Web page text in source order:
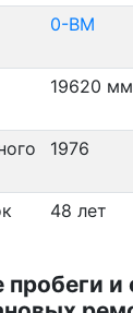
0-ВМ
19620 мм
1976
48 лет
и